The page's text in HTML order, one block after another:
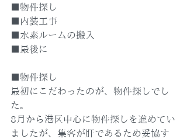
■物件探し
■内装工事
■水素ルームの搬入
■最後に
■物件探し
最初にこだわったのが、物件探しでし
た。
8月から港区中心に物件探しを進めてい
ましたが、集客が肝であるため妥協す